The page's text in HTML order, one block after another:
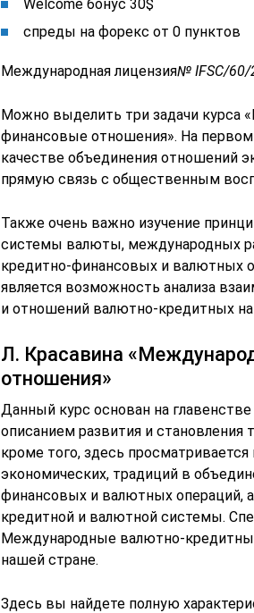
Welcome бонус 30$
спреды на форекс от 0 пунктов
Международная лицензия№ IFSC/60/
Можно выделить три задачи
финансовые отношения». На
качестве объединения отношений
прямую связь с общественным
Также очень важно изучение
системы валюты, международных
кредитно-финансовых и валютных
является возможность анализа
и отношений валютно-кредитных
Л. Красавина
отношения»
Данный курс основан на
описанием развития и
кроме того, здесь
экономических, традиций в
финансовых и валютных операций,
кредитной и валютной системы.
Международные валютно-
нашей стране.
Здесь вы найдете полную